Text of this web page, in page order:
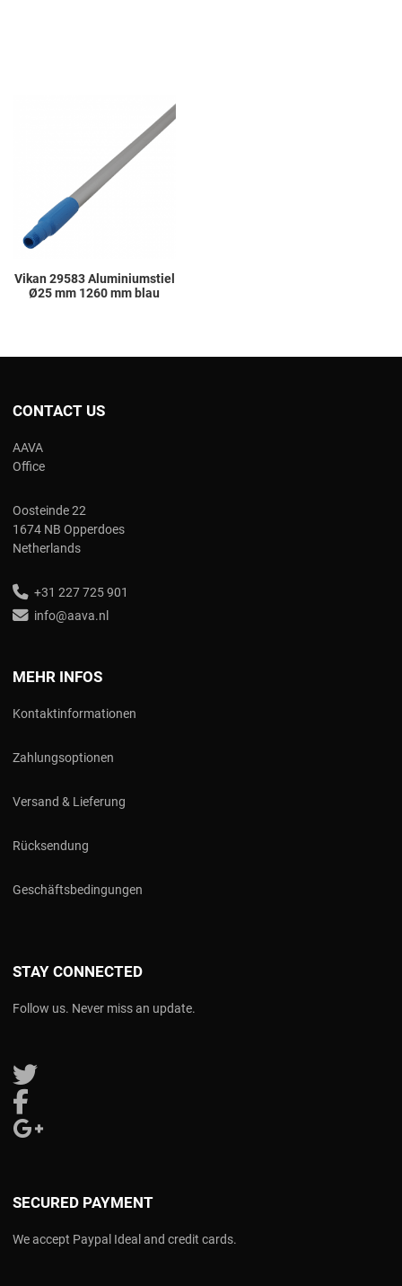
Vikan 29583 Aluminiumstiel
Ø25 mm 1260 mm blau
CONTACT US
AAVA
Office
Oosteinde 22
1674 NB Opperdoes
Netherlands
+31 227 725 901
info@aava.nl
MEHR INFOS
Kontaktinformationen
Zahlungsoptionen
Versand & Lieferung
Rücksendung
Geschäftsbedingungen
STAY CONNECTED
Follow us. Never miss an update.
Follow us on Twitter
SECURED PAYMENT
We accept Paypal Ideal and credit cards.